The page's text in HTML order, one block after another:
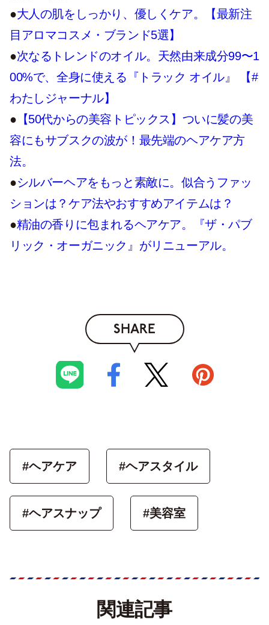
●大人の肌をしっかり、優しくケア。【最新注
目アロマコスメ・ブランド5選】
●次なるトレンドのオイル。天然由来成分99〜1
00%で、全身に使える『トラック オイル』 【#
わたしジャーナル】
● 【50代からの美容トピックス】ついに髪の美
容にもサブスクの波が！最先端のヘアケア方
法。
●シルバーヘアをもっと素敵に。似合うファッ
ションは？ケア法やおすすめアイテムは？
●精油の香りに包まれるヘアケア。『ザ・パブ
リック・オーガニック』がリニューアル。
SHARE
#ヘアケア #ヘアスタイル
#ヘアスナップ #美容室
関連記事